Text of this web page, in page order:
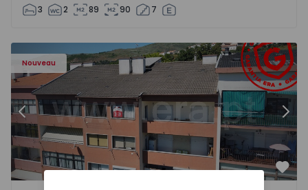
3 2 89 90 7
Nouveau
- 18
Appartement T2 Covilhã, Covilhã e Canhoso - 1497806 -
Précédent